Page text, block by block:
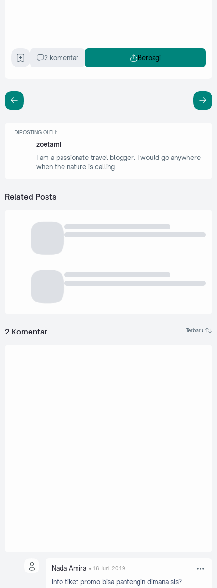
2 komentar Berbagi
DIPOSTING OLEH:
zoetami
I am a passionate travel blogger. I would go anywhere
when the nature is calling.
Related Posts
2 Komentar
Nada Amira 16 Juni, 2019
Info tiket promo bisa pantengin dimana sis?